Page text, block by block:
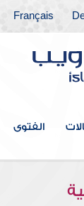
Français
الفتوى